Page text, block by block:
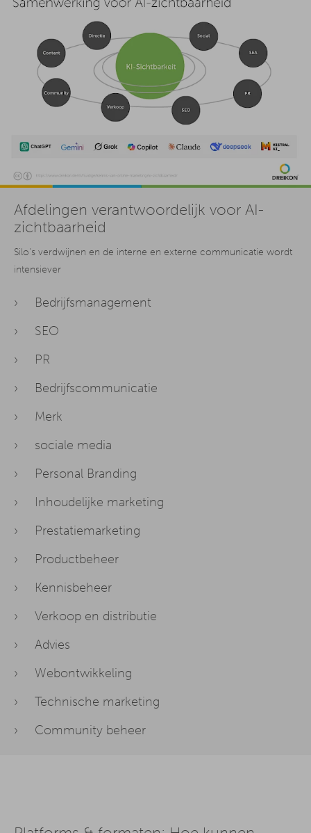
Afdelingen verantwoordelijk voor AI-
zichtbaarheid
Silo's verdwijnen en de interne en externe communicatie wordt
intensiever
Bedrijfsmanagement
SEO
PR
Bedrijfscommunicatie
Merk
sociale media
Personal Branding
Inhoudelijke marketing
Prestatiemarketing
Productbeheer
Kennisbeheer
Verkoop en distributie
Advies
Webontwikkeling
Technische marketing
Community beheer